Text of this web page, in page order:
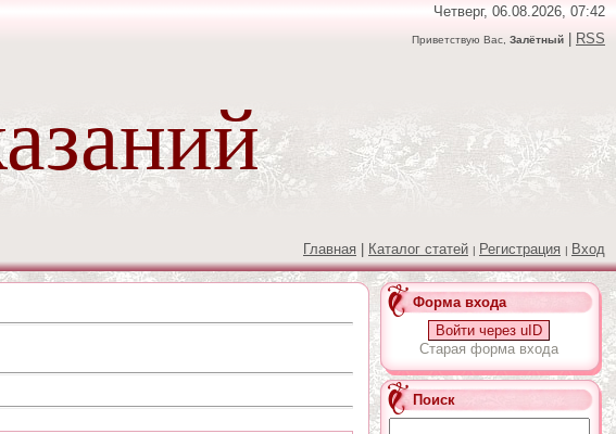
Четверг, 06.08.2026, 07:42
Приветствую Вас, Залётный RSS
Главная Каталог статей | Регистрация | Вход
Форма входа
Войти через uID
Старая форма входа
Поиск